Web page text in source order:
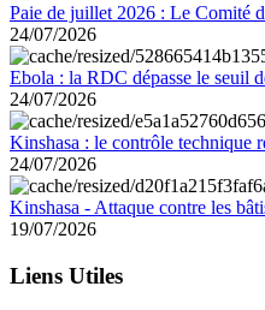
Paie de juillet 2026 : Le Comité
24/07/2026
Ebola : la RDC dépasse le seuil
24/07/2026
Kinshasa : le contrôle technique
24/07/2026
Kinshasa - Attaque contre les
19/07/2026
Liens Utiles